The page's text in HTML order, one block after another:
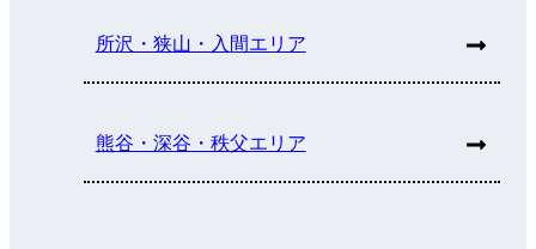
所沢・狭山・入間エリア
熊谷・深谷・秩父エリア